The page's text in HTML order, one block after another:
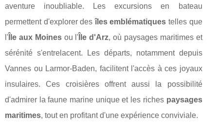
aventure inoubliable. Les excursions en bateau
permettent d'explorer desîles emblématiques telles que
l' Île aux Moinesou l' Île d'Arz, où paysages maritimes et
sérénité s'entrelacent. Les départs, notamment depuis
Vannes ou Larmor-Baden, facilitent l'accès à ces joyaux
insulaires. Ces croisières offrent aussi la possibilité
d'admirer la faune marine unique et les riches paysages
maritimes, tout en profitant d'une expérience conviviale.